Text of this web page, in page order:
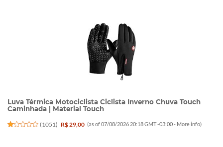
Luva Térmica Motociclista Ciclista Inverno Chuva Touch
Caminhada | Material Touch
(1051) R$ 29,00 (as of 07/08/2026 20:18 GMT -03:00 - More info)